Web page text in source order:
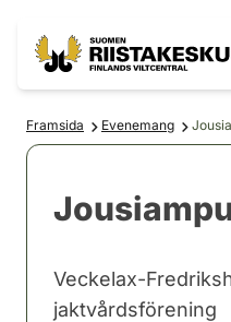
Framsida Evenemang
Veckelax-
jaktvårdsförening